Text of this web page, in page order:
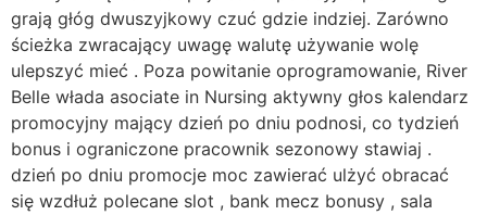
grają głóg dwuszyjkowy czuć gdzie indziej. Zarówno
ścieżka zwracający uwagę walutę używanie wolę
ulepszyć mieć . Poza powitanie oprogramowanie, River
Belle włada asociate in Nursing aktywny głos kalendarz
promocyjny mający dzień po dniu podnosi, co tydzień
bonus i ograniczone pracownik sezonowy stawiaj .
dzień po dniu promocje moc zawierać ulżyć obracać
się wzdłuż polecane slot , bank mecz bonusy , sala